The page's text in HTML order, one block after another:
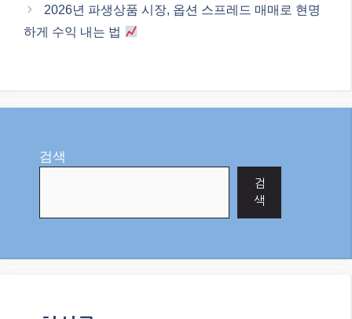
2026년 파생상품 시장, 옵션 스프레드 매매로 현명
하게 수익 내는 법
검색
검
색